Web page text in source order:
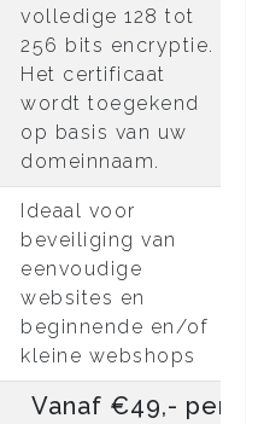
volledige 128 tot
256 bits encryptie.
Het certificaat
wordt toegekend
op basis van uw
domeinnaam.
Ideaal voor
beveiliging van
eenvoudige
websites en
beginnende en/of
kleine webshops
Vanaf €49,- per